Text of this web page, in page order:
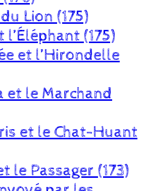
Lion (175)
l’Éléphant (175)
et l’Hirondelle
et le Marchand
et le Chat-Huant
le Passager (173)